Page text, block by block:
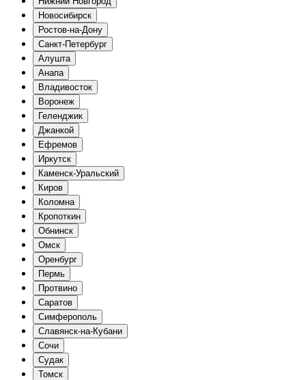
Новосибирск
Ростов-на-Дону
Санкт-Петербург
Алушта
Анапа
Владивосток
Воронеж
Геленджик
Джанкой
Ефремов
Иркутск
Каменск-Уральский
Киров
Коломна
Кропоткин
Обнинск
Омск
Оренбург
Пермь
Протвино
Саратов
Симферополь
Славянск-на-Кубани
Сочи
Судак
Томск